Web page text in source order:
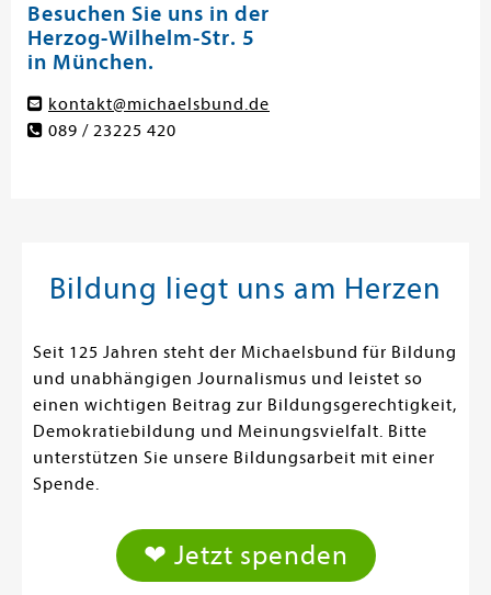
Besuchen Sie uns in der
Herzog-Wilhelm-Str. 5
in München.
kontakt@michaelsbund.de
089 / 23225 420
Bildung liegt uns am Herzen
Seit 125 Jahren steht der Michaelsbund für Bildung
und unabhängigen Journalismus und leistet so
einen wichtigen Beitrag zur Bildungsgerechtigkeit,
Demokratiebildung und Meinungsvielfalt. Bitte
unterstützen Sie unsere Bildungsarbeit mit einer
Spende.
❤ Jetzt spenden